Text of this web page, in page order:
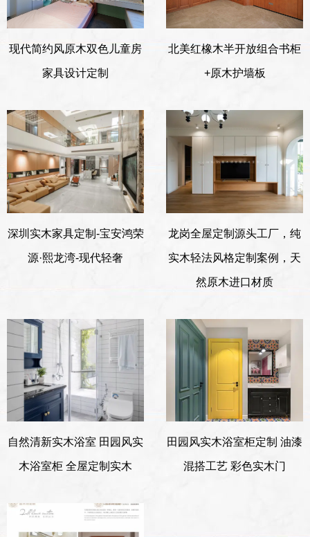
现代简约风原木双色儿童房
家具设计定制
北美红橡木半开放组合书柜
+原木护墙板
深圳实木家具定制-宝安鸿荣
源·熙龙湾-现代轻奢
龙岗全屋定制源头工厂，纯
实木轻法风格定制案例，天
然原木进口材质
自然清新实木浴室 田园风实
木浴室柜 全屋定制实木
田园风实木浴室柜定制 油漆
混搭工艺 彩色实木门